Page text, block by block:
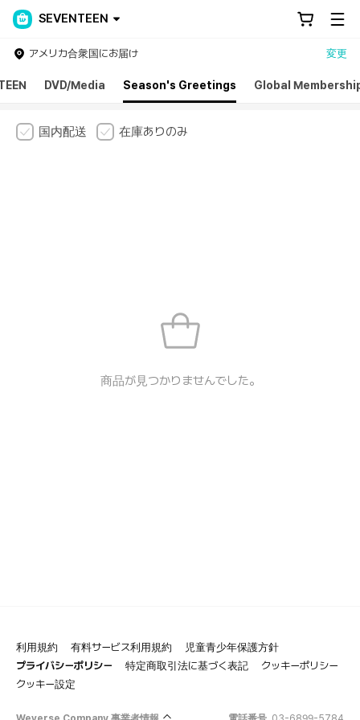
SEVENTEEN
アメリカ合衆国にお届け 変更
DVD/Media Season's Greetings Global
国内配送 在庫ありのみ
商品が見つかりませんでした。
利用規約 有料サービス利用規約
児童青少年保護方針
プライバシーポリシー
特定商取引法に基づく表記
クッキーポリシー
クッキー設定